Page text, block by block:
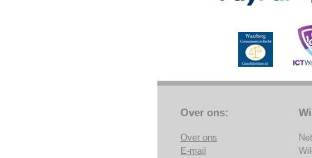
Over ons:
Over ons
E-mail